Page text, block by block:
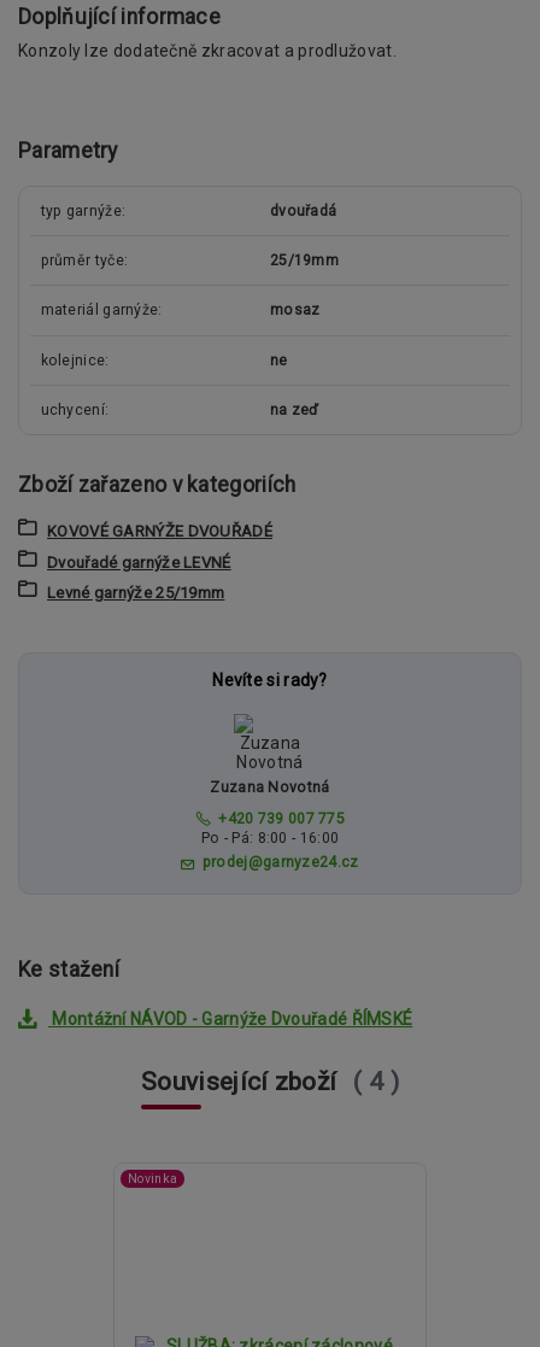
Doplňující informace
Konzoly lze dodatečně zkracovat a prodlužovat.
Parametry
typ garnýže dvouřadá
průměr tyče 25/19mm
materiál garnýže mosaz
kolejnice ne
uchycení na zeď
Zboží zařazeno v kategoriích
KOVOVÉ GARNÝŽE DVOUŘADÉ
Dvouřadé garnýže LEVNÉ
Levné garnýže 25/19mm
Nevíte si rady?
Zuzana Novotná
+420 739 007 775
Po - Pá: 8:00 - 16:00
prodej@garnyze24.cz
Ke stažení
Montážní NÁVOD - Garnýže Dvouřadé ŘÍMSKÉ
Související zboží 4
Novinka